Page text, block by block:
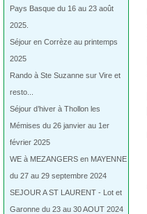
Pays Basque du 16 au 23 août
2025.
Séjour en Corrèze au printemps
2025
Rando à Ste Suzanne sur Vire et
resto...
Séjour d’hiver à Thollon les
Mémises du 26 janvier au 1er
février 2025
WE à MEZANGERS en MAYENNE
du 27 au 29 septembre 2024
SEJOUR A ST LAURENT - Lot et
Garonne du 23 au 30 AOUT 2024